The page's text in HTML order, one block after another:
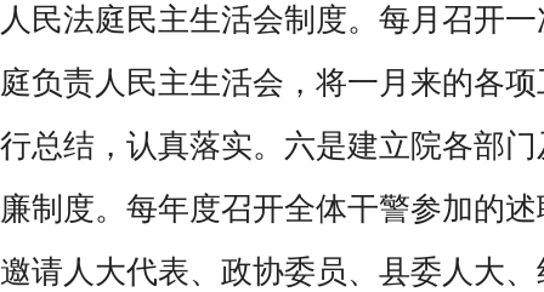
人民法庭民主生活会制度。每月召开
庭负责人民主生活会，将一月来的各
行总结，认真落实。六是建立院各部
廉制度。每年度召开全体干警参加的
邀请人大代表、政协委员、县委人大